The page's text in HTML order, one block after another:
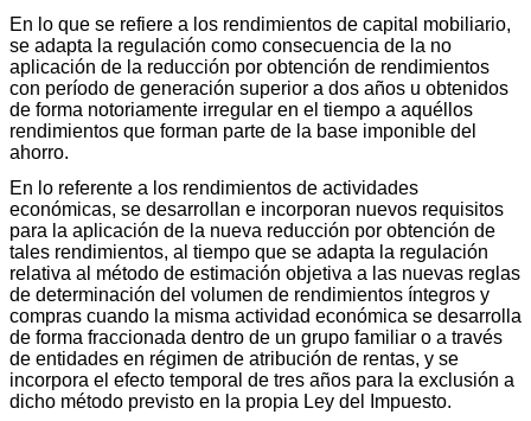
En lo que se refiere a los rendimientos de capital mobiliario,
se adapta la regulación como consecuencia de la no
aplicación de la reducción por obtención de rendimientos
con período de generación superior a dos años u obtenidos
de forma notoriamente irregular en el tiempo a aquéllos
rendimientos que forman parte de la base imponible del
ahorro.
En lo referente a los rendimientos de actividades
económicas, se desarrollan e incorporan nuevos requisitos
para la aplicación de la nueva reducción por obtención de
tales rendimientos, al tiempo que se adapta la regulación
relativa al método de estimación objetiva a las nuevas reglas
de determinación del volumen de rendimientos íntegros y
compras cuando la misma actividad económica se desarrolla
de forma fraccionada dentro de un grupo familiar o a través
de entidades en régimen de atribución de rentas, y se
incorpora el efecto temporal de tres años para la exclusión a
dicho método previsto en la propia Ley del Impuesto.